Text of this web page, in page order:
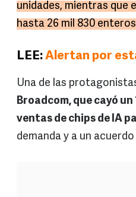
unidades, mientras que
hasta 26 mil 830
LEE:Alertan por
Una de las
Broadcom, que cayó un
ventas de chips de IA
demanda y a un